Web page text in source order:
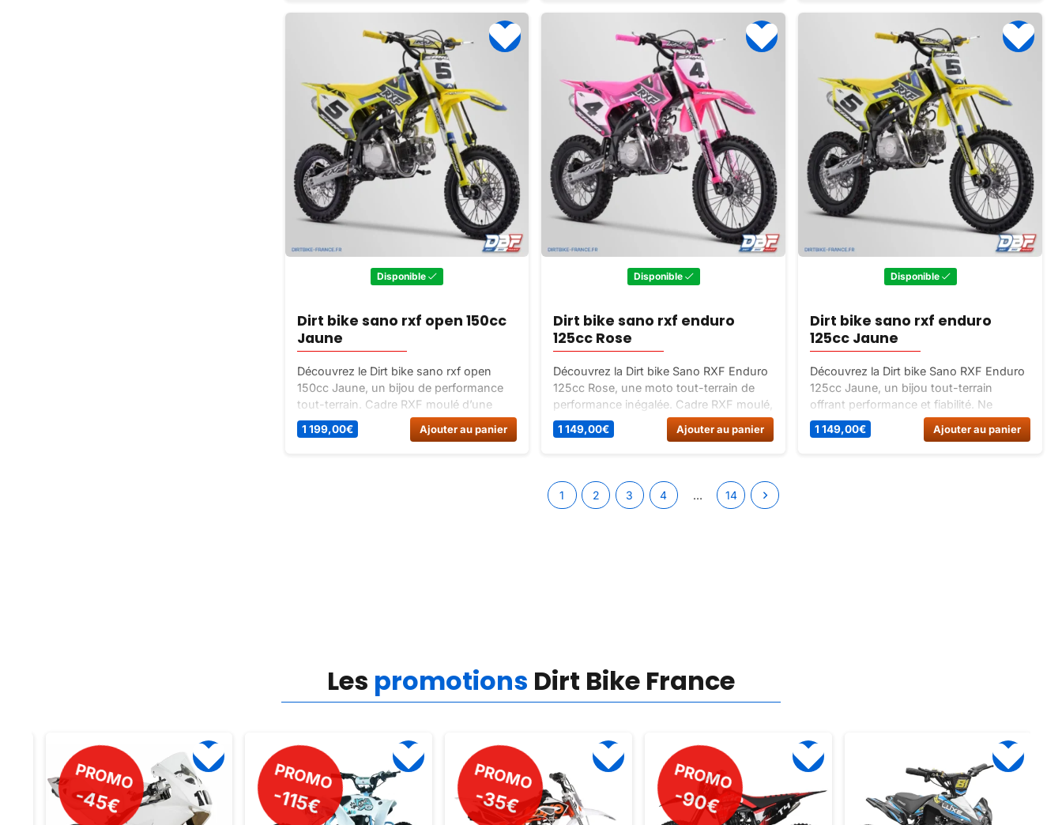
Conçu pour repousser les limites sur
tous les terrains.
stabilité exceptionnelle sur tous les
conduite inégalée !
Disponible
Dirt bike sano rxf open 150cc
Jaune
Découvrez le Dirt bike sano rxf open
150cc Jaune, un bijou de performance
tout-terrain. Cadre RXF moulé d’une
seule pièce, frein RXF réactif, bras
oscillant RXF pour une suspension
1 199,00€ Ajouter au panier
Disponible
Dirt bike sano rxf enduro
125cc Rose
Découvrez la Dirt bike Sano RXF Enduro
125cc Rose, une moto tout-terrain de
performance inégalée. Cadre RXF moulé,
grandes roues, frein RXF réactif, moteur
YX 125cc fiable. Préparez-vous à vivre
1 149,00€ Ajouter au panier
Disponible
Dirt bike sano rxf enduro
125cc Jaune
Découvrez la Dirt bike Sano RXF Enduro
125cc Jaune, un bijou tout-terrain
offrant performance et fiabilité. Ne
manquez pas l’opportunité de repousser
vos limites avec ce modèle de pointe.
1 149,00€ Ajouter au panier
1 2 3 4 … 14
Les promotions Dirt Bike France
PROMO
-115€
PROMO
-35€
PROMO
-90€
PROMO
-60€